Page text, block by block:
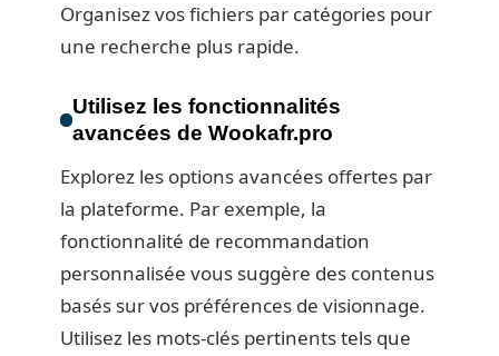
Organisez vos fichiers par catégories pour
une recherche plus rapide.
Utilisez les fonctionnalités
avancées de Wookafr.pro
Explorez les options avancées offertes par
la plateforme. Par exemple, la
fonctionnalité de recommandation
personnalisée vous suggère des contenus
basés sur vos préférences de visionnage.
Utilisez les mots-clés pertinents tels que